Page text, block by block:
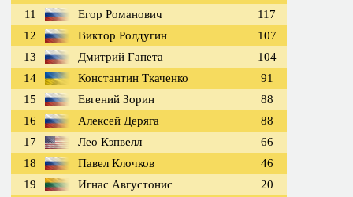
11
Егор Романович
117
12
Виктор Ролдугин
107
13
Дмитрий Гапета
104
14
Константин Ткаченко
91
15
Евгений Зорин
88
16
Алексей Деряга
88
17
Лео Кэпвелл
66
18
Павел Клочков
46
19
Игнас Августонис 20